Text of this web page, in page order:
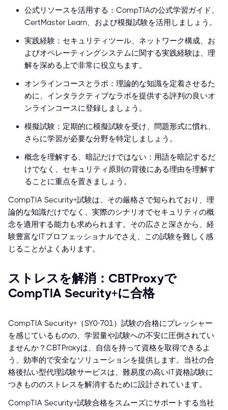
公式リソースを活用する：CompTIAの公式学習ガイド、
CertMaster Learn、および模擬試験を活用しましょう。
実践経験：セキュリティツール、ネットワーク構成、お
よびオペレーティングシステムに関する実践経験は、理
解を深める上で非常に役立ちます。
オンラインコースとラボ：理論的な知識を定着させるた
めに、インタラクティブなラボを提供する評判の良いオ
ンラインコースに登録しましょう。
模擬試験：定期的に模擬試験を受け、問題形式に慣れ、
さらに学習が必要な分野を特定しましょう。
概念を理解する、暗記だけではない：用語を暗記するだ
けでなく、セキュリティ原則の背後にある理由を理解す
ることに重点を置きましょう。
CompTIA Security+試験は、その厳格さで知られており、理
論的な知識だけでなく、実際のシナリオでセキュリティの概
念を適用する能力も求められます。その広さと深さから、経
験豊富なITプロフェッショナルでさえ、この試験を難しく感
じることがよくあります。
ストレスを解消：CBTProxyで
CompTIA Security+に合格
CompTIA Security+（SY0-701）試験の合格にプレッシャー
を感じているものの、学習量や試験への不安に圧倒されてい
ませんか？CBTProxyは、自信を持って資格を取得できるよ
う、効率的で安全なソリューションを提供します。当社の合
格後払い型代理試験サービスは、難易度の高いIT資格試験に
つきもののストレスを解消するために設計されています。
CompTIA Security+試験合格をスムーズにサポートする当社